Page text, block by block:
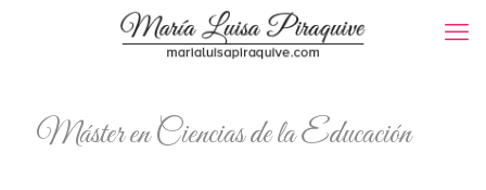
Máster en Ciencias de la Educación